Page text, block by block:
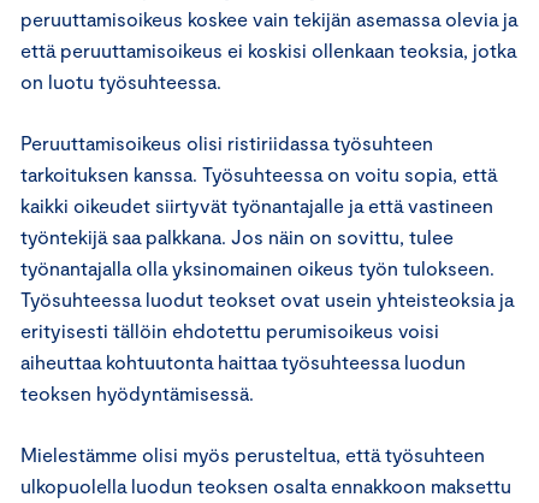
peruuttamisoikeus koskee vain tekijän asemassa olevia ja
että peruuttamisoikeus ei koskisi ollenkaan teoksia, jotka
on luotu työsuhteessa.
Peruuttamisoikeus olisi ristiriidassa työsuhteen
tarkoituksen kanssa. Työsuhteessa on voitu sopia, että
kaikki oikeudet siirtyvät työnantajalle ja että vastineen
työntekijä saa palkkana. Jos näin on sovittu, tulee
työnantajalla olla yksinomainen oikeus työn tulokseen.
Työsuhteessa luodut teokset ovat usein yhteisteoksia ja
erityisesti tällöin ehdotettu perumisoikeus voisi
aiheuttaa kohtuutonta haittaa työsuhteessa luodun
teoksen hyödyntämisessä.
Mielestämme olisi myös perusteltua, että työsuhteen
ulkopuolella luodun teoksen osalta ennakkoon maksettu